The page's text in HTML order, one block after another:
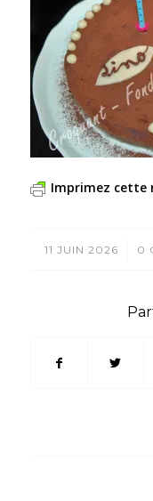
Imprimez cette
11 JUIN 2026
/ 0